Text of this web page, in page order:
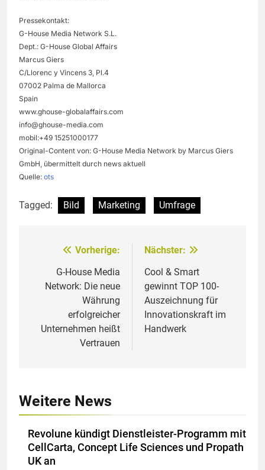
Pressekontakt:
G-House Media Network S.L.
Dept.: G-House Global Affairs
Marcus Giers
C/Llorenc y Vincens 3, Pl.4
07002 Palma de Mallorca
Spain
www.ghouse-globalaffairs.com
info@ghouse-media.com
mobil:+49 15251000177
Original-Content von: G-House Media Network by Marcus Giers
GmbH, übermittelt durch news aktuell
Quelle: ots
Tagged: Bild Marketing Umfrage
Beitragsnavigation
Vorherige:
G-House Media
Network: Die neue
Währung
erfolgreicher
Unternehmen heißt
Vertrauen
Nächster:
Cool & Smart
gewinnt TOP 100-
Auszeichnung für
Innovationskraft im
Handwerk
Weitere News
Revolune kündigt Dienstleister-Programm mit
CellCarta, Concept Life Sciences und Propath
UK an